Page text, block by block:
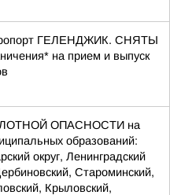
ГЕЛЕНДЖИК. СНЯТЫ
на прием и выпуск
ОПАСНОСТИ на
образований:
округ, Ленинградский
Староминский,
Крыловский,